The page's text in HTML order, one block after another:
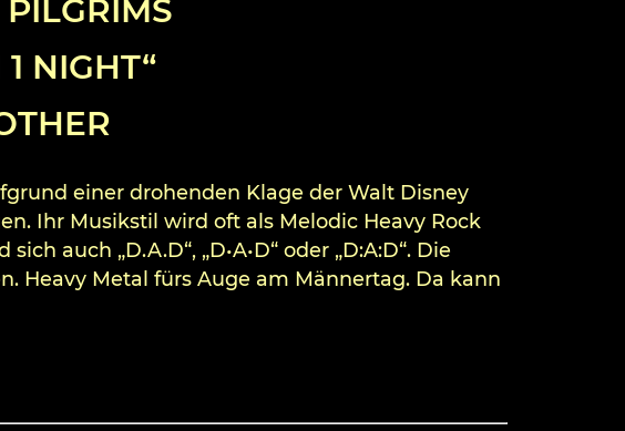
PILGRIMS
NIGHT“
einer drohenden Klage der Walt Disney
Ihr Musikstil wird oft als Melodic Heavy Rock
auch „D.A.D“, „D•A•D“ oder „D:A:D“. Die
Heavy Metal fürs Auge am Männertag. Da kann